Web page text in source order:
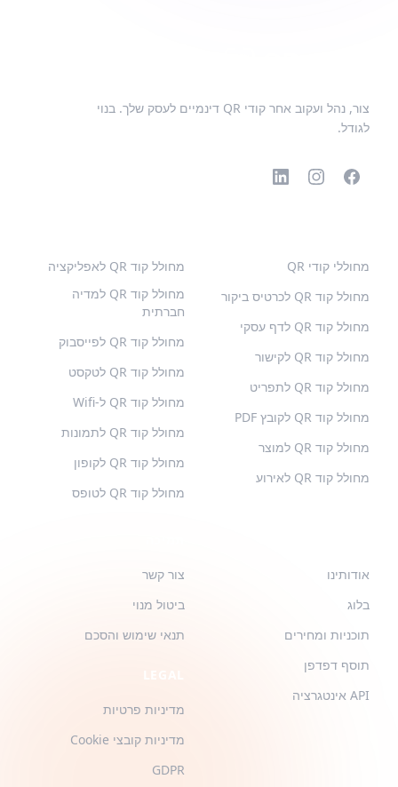
צור, נהל ועקוב אחר קודי QR דינמיים לעסק שלך. בנוי
לגודל.
מחוללי קודי QR
מחולל קוד QR לכרטיס ביקור
מחולל קוד QR לדף עסקי
מחולל קוד QR לקישור
מחולל קוד QR לתפריט
מחולל קוד QR לקובץ PDF
מחולל קוד QR למוצר
מחולל קוד QR לאירוע
מחולל קוד QR לאפליקציה
מחולל קוד QR למדיה
חברתית
מחולל קוד QR לפייסבוק
מחולל קוד QR לטקסט
מחולל קוד QR ל-Wifi
מחולל קוד QR לתמונות
מחולל קוד QR לקופון
מחולל קוד QR לטופס
אודותינו
בלוג
תוכניות ומחירים
תוסף דפדפן
API אינטגרציה
צור קשר
ביטול מנוי
תנאי שימוש והסכם
מדיניות פרטיות
מדיניות קובצי Cookie
GDPR